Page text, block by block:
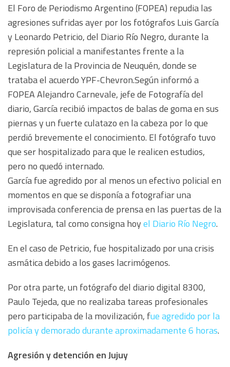
El Foro de Periodismo Argentino (FOPEA) repudia las
agresiones sufridas ayer por los fotógrafos Luis García
y Leonardo Petricio, del Diario Río Negro, durante la
represión policial a manifestantes frente a la
Legislatura de la Provincia de Neuquén, donde se
trataba el acuerdo YPF-Chevron.Según informó a
FOPEA Alejandro Carnevale, jefe de Fotografía del
diario, García recibió impactos de balas de goma en sus
piernas y un fuerte culatazo en la cabeza por lo que
perdió brevemente el conocimiento. El fotógrafo tuvo
que ser hospitalizado para que le realicen estudios,
pero no quedó internado.
García fue agredido por al menos un efectivo policial en
momentos en que se disponía a fotografiar una
improvisada conferencia de prensa en las puertas de la
Legislatura, tal como consigna hoyel Diario Río Negro.
En el caso de Petricio, fue hospitalizado por una crisis
asmática debido a los gases lacrimógenos.
Por otra parte, un fotógrafo del diario digital 8300,
Paulo Tejeda, que no realizaba tareas profesionales
pero participaba de la movilización, fue agredido por la
policía y demorado durante aproximadamente 6 horas.
Agresión y detención en Jujuy